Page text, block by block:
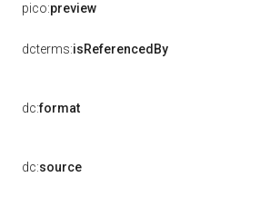
pico:preview
dcterms:isReferencedBy
dc:format
dc:source